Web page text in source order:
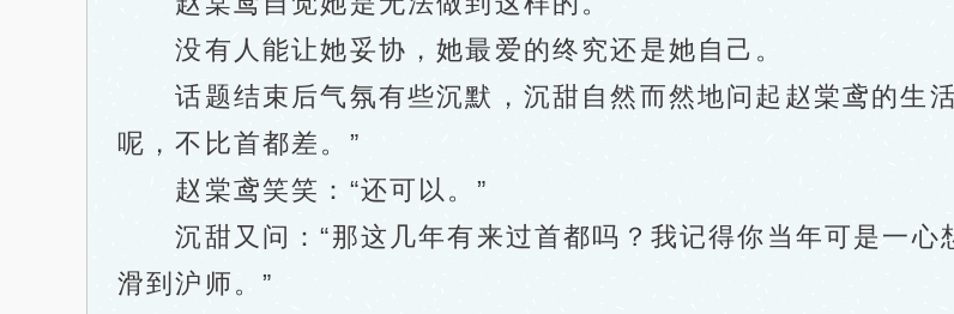
没有人能让她妥协，她最爱的终究还是她自己。
话题结束后气氛有些沉默，沉甜自然而然地问起赵棠鸢的生
呢，不比首都差。”
赵棠鸢笑笑：“还可以。”
沉甜又问：“那这几年有来过首都吗？我记得你当年可是一心
滑到沪师。”